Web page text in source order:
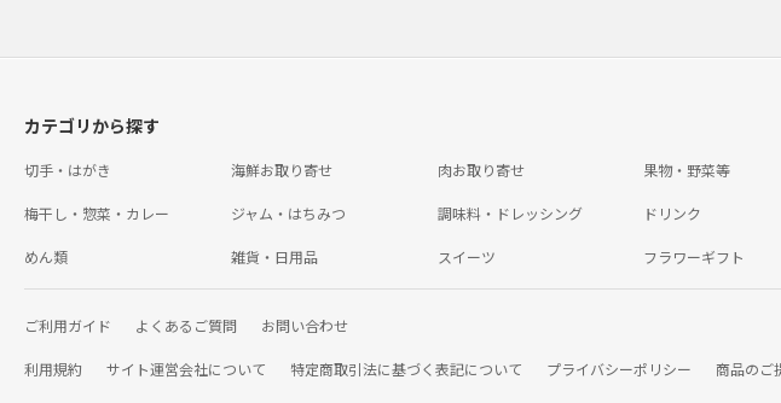
カテゴリから探す
切手・はがき 海鮮お取り寄せ 肉お取り寄せ 果物・野菜等
梅干し・惣菜・カレー ジャム・はちみつ 調味料・ドレッシング ドリンク
めん類 雑貨・日用品 スイーツ フラワーギフト
ご利用ガイド よくあるご質問 お問い合わせ
利用規約 サイト運営会社について 特定商取引法に基づく表記について プライバシーポリシー 商品のご